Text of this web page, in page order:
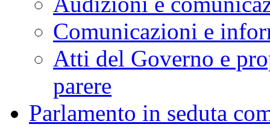
Comunicazioni e
Atti del Governo e
parere
Parlamento in seduta